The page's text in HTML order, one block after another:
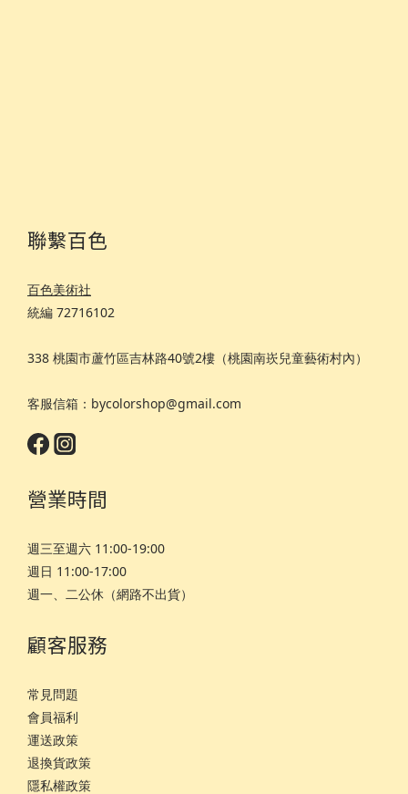
聯繫百色
百色美術社
統編 72716102
338 桃園市蘆竹區吉林路40號2樓（桃園南崁兒童藝術村內）
客服信箱：bycolorshop@gmail.com
營業時間
週三至週六 11:00-19:00
週日 11:00-17:00
週一、二公休（網路不出貨）
顧客服務
常見問題
會員福利
運送政策
退換貨政策
隱私權政策